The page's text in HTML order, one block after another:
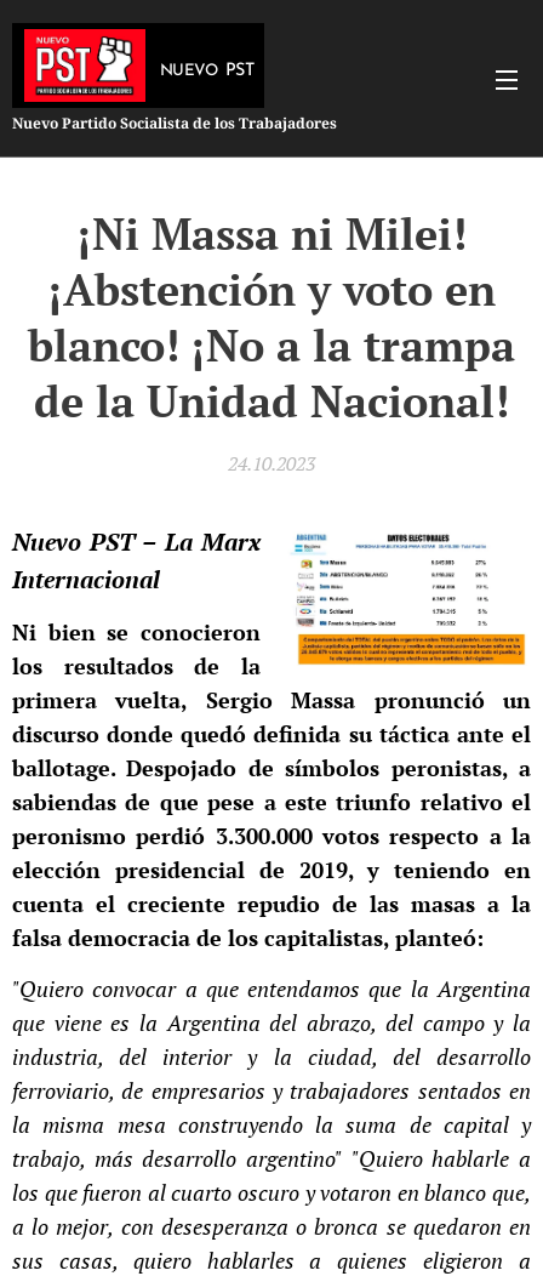
NUEVO PST
Nuevo Partido Socialista de los Trabajadores
¡Ni Massa ni Milei!
¡Abstención y voto en
blanco! ¡No a la trampa
de la Unidad Nacional!
24.10.2023
Nuevo PST – La Marx
Internacional
Ni bien se conocieron
los resultados de la
primera vuelta, Sergio Massa pronunció un
discurso donde quedó definida su táctica ante el
ballotage. Despojado de símbolos peronistas, a
sabiendas de que pese a este triunfo relativo el
peronismo perdió 3.300.000 votos respecto a la
elección presidencial de 2019, y teniendo en
cuenta el creciente repudio de las masas a la
falsa democracia de los capitalistas, planteó:
"Quiero convocar a que entendamos que la Argentina
que viene es la Argentina del abrazo, del campo y la
industria, del interior y la ciudad, del desarrollo
ferroviario, de empresarios y trabajadores sentados en
la misma mesa construyendo la suma de capital y
trabajo, más desarrollo argentino" "Quiero hablarle a
los que fueron al cuarto oscuro y votaron en blanco que,
a lo mejor, con desesperanza o bronca se quedaron en
sus casas, quiero hablarles a quienes eligieron a